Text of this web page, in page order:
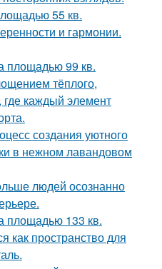
55 кв.
и гармонии.
площадью 99 кв.
тёплого,
где каждый элемент
создания уютного
в нежном лавандовом
людей осознанно
площадью 133 кв.
как пространство для